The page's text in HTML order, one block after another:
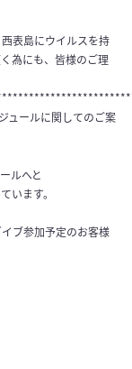
表島にウイルスを持
為にも、皆様のご理
ュールに関してのご案
ルへと
います。
ブ参加予定のお客様